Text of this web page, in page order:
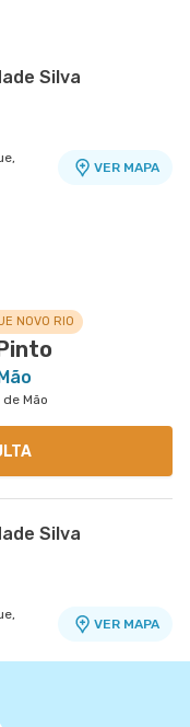
Silva
VER MAPA
RJ
NOVO RIO
Mão
Silva
VER MAPA